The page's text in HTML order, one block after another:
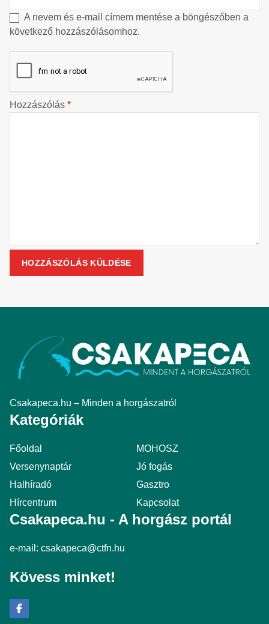
A nevem és e-mail címem mentése a böngészőben a
következő hozzászólásomhoz.
Hozzászólás *
Csakapeca.hu – Minden a horgászatról
Kategóriák
Főoldal
MOHOSZ
Versenynaptár
Jó fogás
Halhíradó
Gasztro
Hírcentrum
Kapcsolat
Csakapeca.hu - A horgász portál
e-mail: csakapeca@ctfn.hu
Kövess minket!